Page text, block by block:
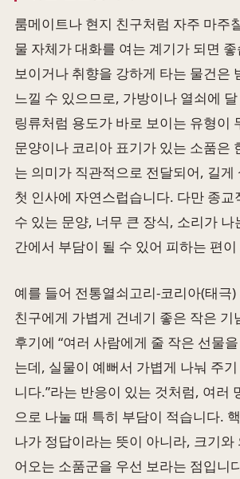
룸메이트나 현지 친구처럼 자주 마주
물 자체가 대화를 여는 계기가 되면
보이거나 취향을 강하게 타는 물건은
느낄 수 있으므로, 가방이나 열쇠에
링류처럼 용도가 바로 보이는 유형이
문양이나 코리아 표기가 있는 소품은
는 의미가 직관적으로 전달되어, 길게
첫 인사에 자연스럽습니다. 다만 종교
수 있는 문양, 너무 큰 장식, 소리가 나
간에서 부담이 될 수 있어 피하는 편
예를 들어 전통열쇠고리-코리아(태극
친구에게 가볍게 건네기 좋은 작은 기
후기에 “여러 사람에게 줄 작은 선물
는데, 실물이 예뻐서 가볍게 나눠 주
니다.”라는 반응이 있는 것처럼, 여러
으로 나눌 때 특히 부담이 적습니다.
나가 정답이라는 뜻이 아니라, 크기와
어오는 소품군을 우선 보라는 점입니